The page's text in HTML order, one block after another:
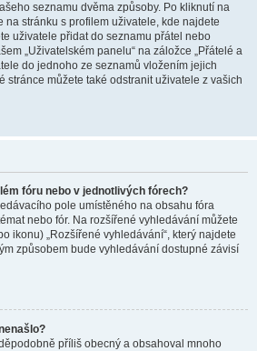
seznamu dvěma způsoby. Po kliknutí na
na stránku s profilem uživatele, kde najdete
uživatele přidat do seznamu přátel nebo
„Uživatelském panelu“ na záložce „Přátelé a
do jednoho ze seznamů vložením jejich
stránce můžete také odstranit uživatele z vašich
fóru nebo v jednotlivých fórech?
pole umístěného na obsahu fóra
nebo fór. Na rozšířené vyhledávání můžete
ikonu) „Rozšířené vyhledávání“, který najdete
způsobem bude vyhledávání dostupné závisí
příliš obecný a obsahoval mnoho